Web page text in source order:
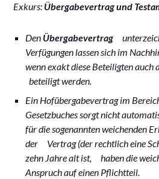
Exkurs: Übergabevertrag und
Den Übergabevertrag
Verfügungen lassen sich im
wenn exakt diese Beteiligten auch
beteiligt werden.
Ein Hofübergabevertrag im
Gesetzbuches sorgt nicht
für die sogenannten weichenden
der Vertrag (der rechtlich eine
zehn Jahre alt ist, haben die
Anspruch auf einen Pflichtteil.